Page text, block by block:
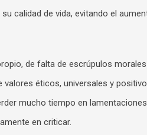
calidad de vida, evitando el
de falta de escrúpulos
valores éticos, universales y
mucho tiempo en
en criticar.